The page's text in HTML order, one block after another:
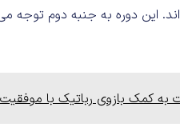
این دوره به جنبه دوم توجه
کمک بازوی رباتیک با